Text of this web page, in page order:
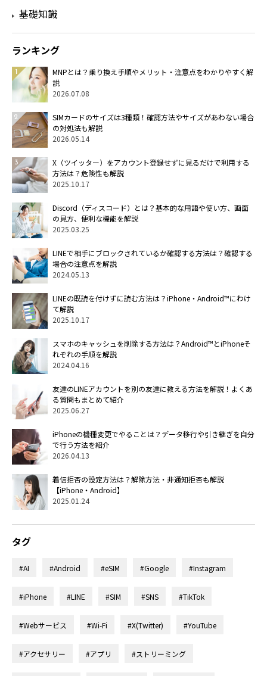
基礎知識
ランキング
MNPとは？乗り換え手順やメリット・注意点をわかりやすく解
説
2026.07.08
SIMカードのサイズは3種類！確認方法やサイズがあわない場合
の対処法も解説
2026.05.14
X（ツイッター）をアカウント登録せずに見るだけで利用する
方法は？危険性も解説
2025.10.17
Discord（ディスコード）とは？基本的な用語や使い方、画面
の見方、便利な機能を解説
2025.03.25
LINEで相手にブロックされているか確認する方法は？確認する
場合の注意点を解説
2024.05.13
LINEの既読を付けずに読む方法は？iPhone・Android™にわけ
て解説
2025.10.17
スマホのキャッシュを削除する方法は？Android™とiPhoneそ
れぞれの手順を解説
2024.04.16
友達のLINEアカウントを別の友達に教える方法を解説！よくあ
る質問もまとめて紹介
2025.06.27
iPhoneの機種変更でやることは？データ移行や引き継ぎを自分
で行う方法を紹介
2026.04.13
着信拒否の設定方法は？解除方法・非通知拒否も解説
【iPhone・Android】
2025.01.24
タグ
#AI #Android #eSIM #Google #Instagram
#iPhone #LINE #SIM #SNS #TikTok
#Webサービス #Wi-Fi #X(Twitter) #YouTube
#アクセサリー #アプリ #ストリーミング